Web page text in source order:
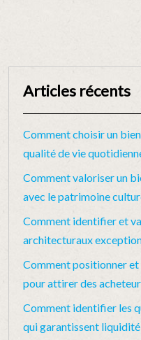
Articles récents
Comment choisir un
qualité de vie
Comment valoriser un
avec le patrimoine
Comment identifier et
architecturaux
Comment positionner
pour attirer des
Comment identifier les
qui garantissent